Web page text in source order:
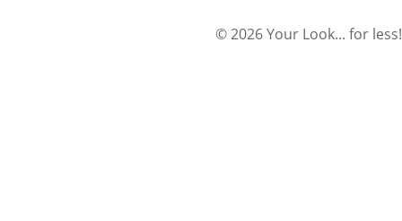
© 2026 Your Look... for less!